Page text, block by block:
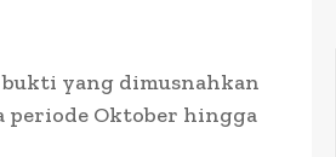
yang dimusnahkan
periode Oktober hingga